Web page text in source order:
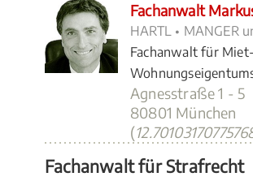
Fachanwalt
HARTL • MANGER
Fachanwalt für
Agnesstraße 1 - 5
80801 München
(
Fachanwalt für Strafrecht